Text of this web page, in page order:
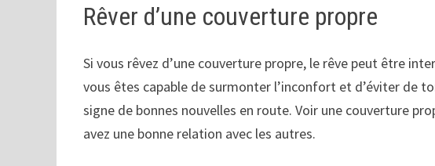
Rêver d’une couverture propre
Si vous rêvez d’une couverture propre, le rêve peut être
vous êtes capable de surmonter l’inconfort et d’éviter de
signe de bonnes nouvelles en route. Voir une couverture
avez une bonne relation avec les autres.